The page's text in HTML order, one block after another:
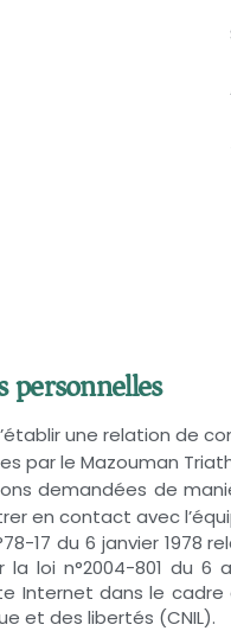
personnelles
une relation de
par le Mazouman
demandées de
en contact avec
17 du 6 janvier 1978
loi n°2004-801 du
Internet dans le
et des libertés (CNIL).